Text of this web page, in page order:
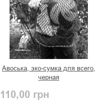
Авоська, эко-сумка для всего,
черная
110,00 грн